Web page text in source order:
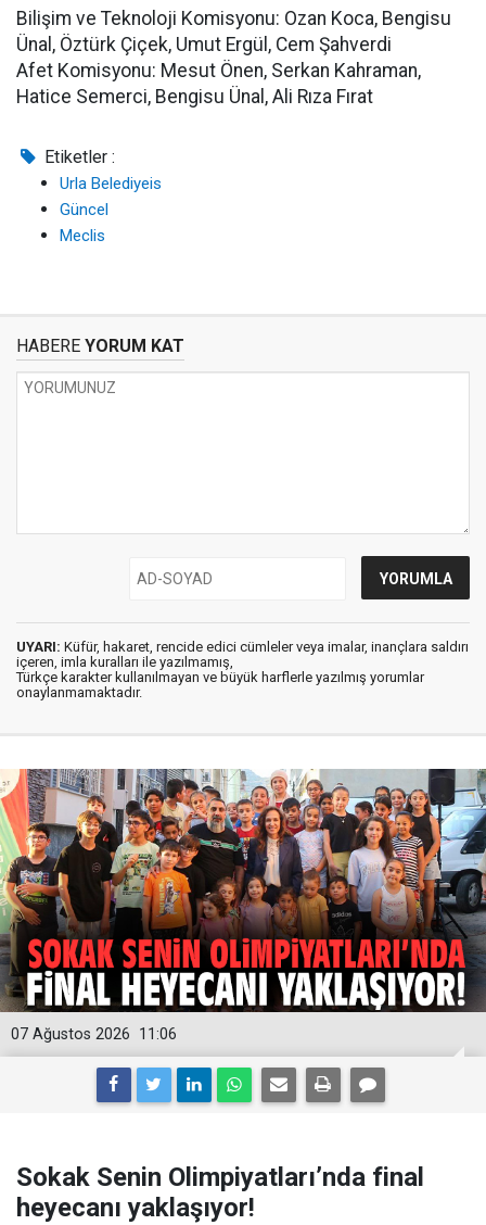
Bilişim ve Teknoloji Komisyonu: Ozan Koca, Bengisu
Ünal, Öztürk Çiçek, Umut Ergül, Cem Şahverdi
Afet Komisyonu: Mesut Önen, Serkan Kahraman,
Hatice Semerci, Bengisu Ünal, Ali Rıza Fırat
Etiketler :
Urla Belediyeis
Güncel
Meclis
HABERE YORUM KAT
UYARI: Küfür, hakaret, rencide edici cümleler veya imalar, inançlara saldırı
içeren, imla kuralları ile yazılmamış,
Türkçe karakter kullanılmayan ve büyük harflerle yazılmış yorumlar
onaylanmamaktadır.
11:06
07 Ağustos 2026
Sokak Senin Olimpiyatları’nda final
heyecanı yaklaşıyor!